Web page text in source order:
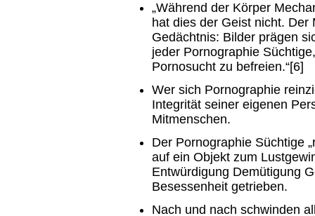
„Während der Körper
hat dies der Geist nicht.
Gedächtnis: Bilder prägen
jeder Pornographie
Pornosucht zu befreien.“[6]
Wer sich Pornographie
Integrität seiner eigenen
Mitmenschen.
Der Pornographie Süchtige
auf ein Objekt zum
Entwürdigung Demütigung
Besessenheit getrieben.
Nach und nach schwinden